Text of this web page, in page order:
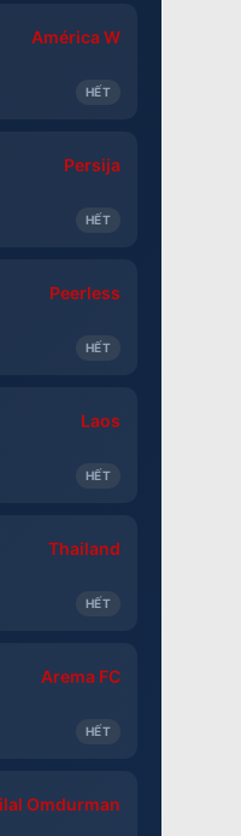
América W
HẾT
Persija
HẾT
Peerless
HẾT
Laos
HẾT
Thailand
HẾT
Arema FC
HẾT
Omdurman